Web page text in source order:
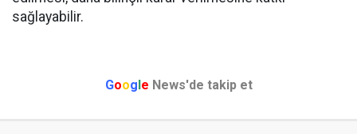
sağlayabilir.
Google News'de takip et